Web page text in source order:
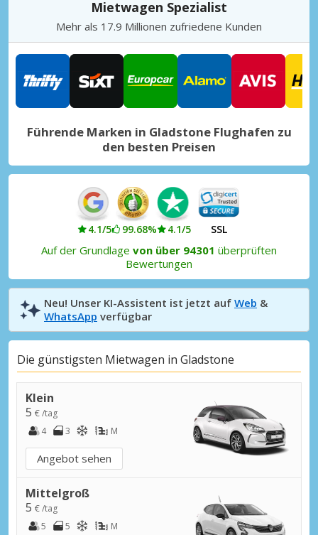
Mietwagen Spezialist
Mehr als 17.9 Millionen zufriedene Kunden
Führende Marken in Gladstone Flughafen zu
den besten Preisen
4.1/5 99.68% 4.1/5 SSL
Auf der Grundlage von über 94301 überprüften
Bewertungen
Neu! Unser KI-Assistent ist jetzt auf Web &
WhatsApp verfügbar
Die günstigsten Mietwagen in Gladstone
Klein
5 € /tag
4
3 M
Angebot sehen
Mittelgroß
5 € /tag
5
5 M